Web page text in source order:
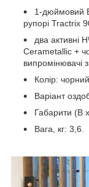
1-дюймовий
рупорі Tractrix
два активні
Cerametallic +
випромінювачі
Колір: чорний.
Варіант
Габарити (В
Вага, кг: 3,6.